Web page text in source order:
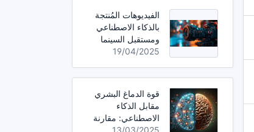
الفيديوهات المُنتجة
بالذكاء الاصطناعي
ومستقبل السينما
19/04/2025
قوة الدماغ البشري
مقابل الذكاء
الاصطناعي: مقارنة
13/03/2025